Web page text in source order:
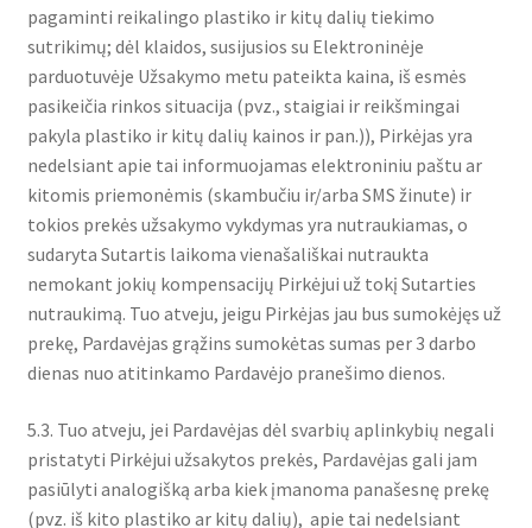
pagaminti reikalingo plastiko ir kitų dalių tiekimo
sutrikimų; dėl klaidos, susijusios su Elektroninėje
parduotuvėje Užsakymo metu pateikta kaina, iš esmės
pasikeičia rinkos situacija (pvz., staigiai ir reikšmingai
pakyla plastiko ir kitų dalių kainos ir pan.)), Pirkėjas yra
nedelsiant apie tai informuojamas elektroniniu paštu ar
kitomis priemonėmis (skambučiu ir/arba SMS žinute) ir
tokios prekės užsakymo vykdymas yra nutraukiamas, o
sudaryta Sutartis laikoma vienašališkai nutraukta
nemokant jokių kompensacijų Pirkėjui už tokį Sutarties
nutraukimą. Tuo atveju, jeigu Pirkėjas jau bus sumokėjęs už
prekę, Pardavėjas grąžins sumokėtas sumas per 3 darbo
dienas nuo atitinkamo Pardavėjo pranešimo dienos.
5.3. Tuo atveju, jei Pardavėjas dėl svarbių aplinkybių negali
pristatyti Pirkėjui užsakytos prekės, Pardavėjas gali jam
pasiūlyti analogišką arba kiek įmanoma panašesnę prekę
(pvz. iš kito plastiko ar kitų dalių), apie tai nedelsiant